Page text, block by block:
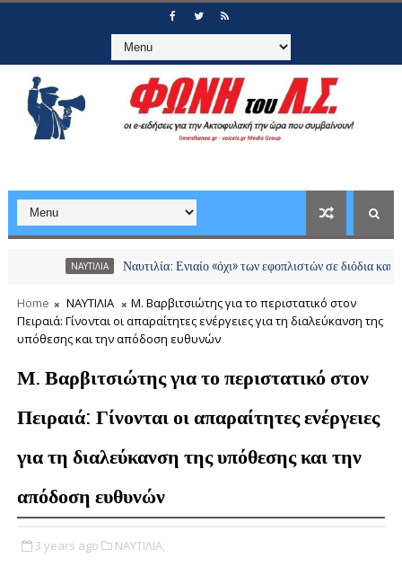
Ναυτιλία: Ενιαίο «όχι» των εφοπλιστών σε διόδια και
Home ΝΑΥΤΙΛΙΑ
Μ. Βαρβιτσιώτης για το περιστατικό στον
Πειραιά: Γίνονται οι απαραίτητες ενέργειες για τη διαλεύκανση της
υπόθεσης και την απόδοση ευθυνών
Μ. Βαρβιτσιώτης για το περιστατικό στον
Πειραιά: Γίνονται οι απαραίτητες ενέργειες
για τη διαλεύκανση της υπόθεσης και την
απόδοση ευθυνών
3 years ago ΝΑΥΤΙΛΙΑ,